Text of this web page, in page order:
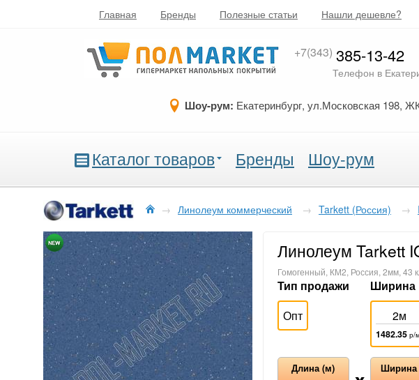
Главная Бренды Полезные статьи Нашли дешевле?
+7(343) 385-13-42
Телефон в
Шоу-рум: Екатеринбург, ул.Московская 198,
Каталог товаров Бренды Шоу-рум
→ Линолеум коммерческий → Tarkett (Россия) →
Линолеум Tarkett
Гомогенный, КМ2, Россия, 2мм, 43
Тип продажи
Опт
Ширина
2м
1482.35 р/
Длина (м) Ширина